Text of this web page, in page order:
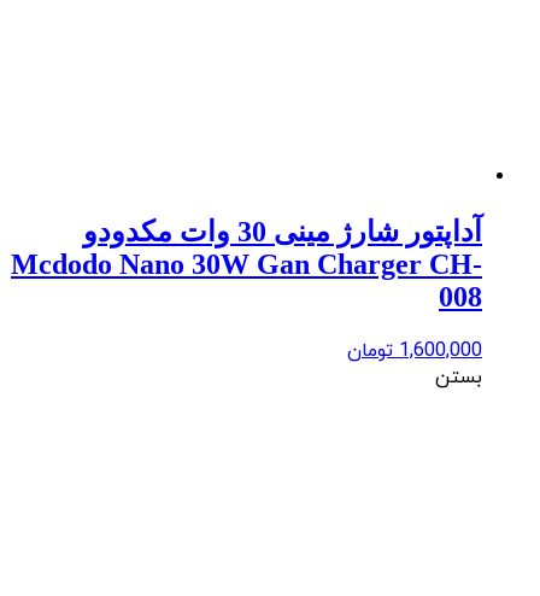
آداپتور شارژ مینی 30 وات مکدودو
Mcdodo Nano 30W Gan Charger CH-
008
1,600,000 تومان
بستن